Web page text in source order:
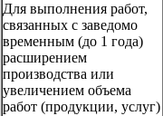
Для выполнения работ,
связанных с заведомо
временным (до 1 года)
расширением
производства или
увеличением объема
работ (продукции, услуг)